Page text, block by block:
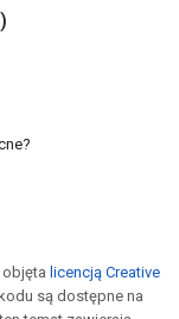
licencją Creative
są dostępne na